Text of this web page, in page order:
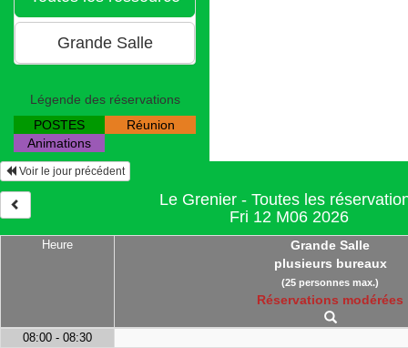
Légende des réservations
POSTES
Réunion
Animations
Voir le jour précédent
Le Grenier - Toutes les
Fri 12 M06 2026
Heure
Grande Salle
plusieurs bureaux
(25 personnes max.)
Réservations modérées
08:00 - 08:30